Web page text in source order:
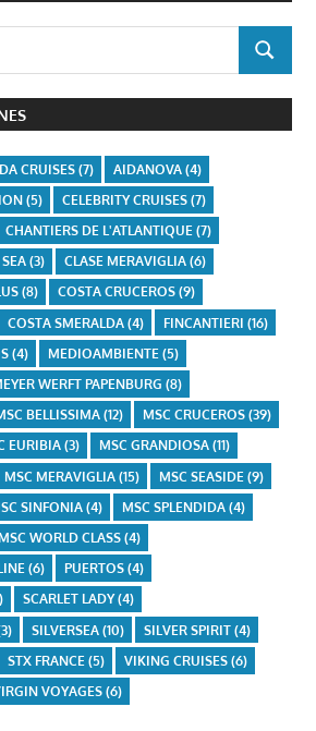
BUSCAR
CRUISES(7) AIDANOVA(4)
(5) CELEBRITY CRUISES(7)
CHANTIERS DE L'ATLANTIQUE(7)
(3) CLASE MERAVIGLIA(6)
(8) COSTA CRUCEROS(9)
COSTA SMERALDA(4) FINCANTIERI (16)
(4) MEDIOAMBIENTE (5)
WERFT PAPENBURG (8)
BELLISSIMA(12) MSC CRUCEROS(39)
EURIBIA(3) MSC GRANDIOSA(11)
MSC MERAVIGLIA(15) MSC SEASIDE (9)
SINFONIA(4) MSC SPLENDIDA(4)
MSC WORLD CLASS(4)
(6) PUERTOS(4)
SCARLET LADY(4)
SILVERSEA(10) SILVER SPIRIT(4)
STX FRANCE (5) VIKING CRUISES(6)
VOYAGES(6)